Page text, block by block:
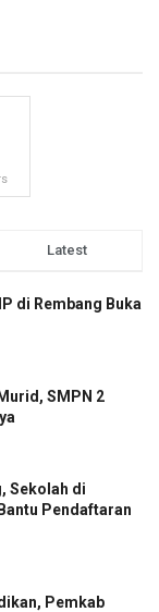
Latest
di Rembang Buka
SMPN 2
Sekolah di
Pendaftaran
Pemkab